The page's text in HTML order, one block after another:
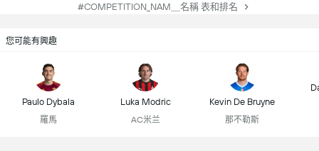
#COMPETITION_NAM＿名稱 表和排名
您可能有興趣
Paulo Dybala
羅馬
Luka Modric
AC米兰
Kevin De Bruyne
那不勒斯